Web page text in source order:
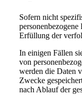
Sofern nicht
Erfüllung der
In einigen Fällen
von
werden die Daten
Zwecke
nach Ablauf der